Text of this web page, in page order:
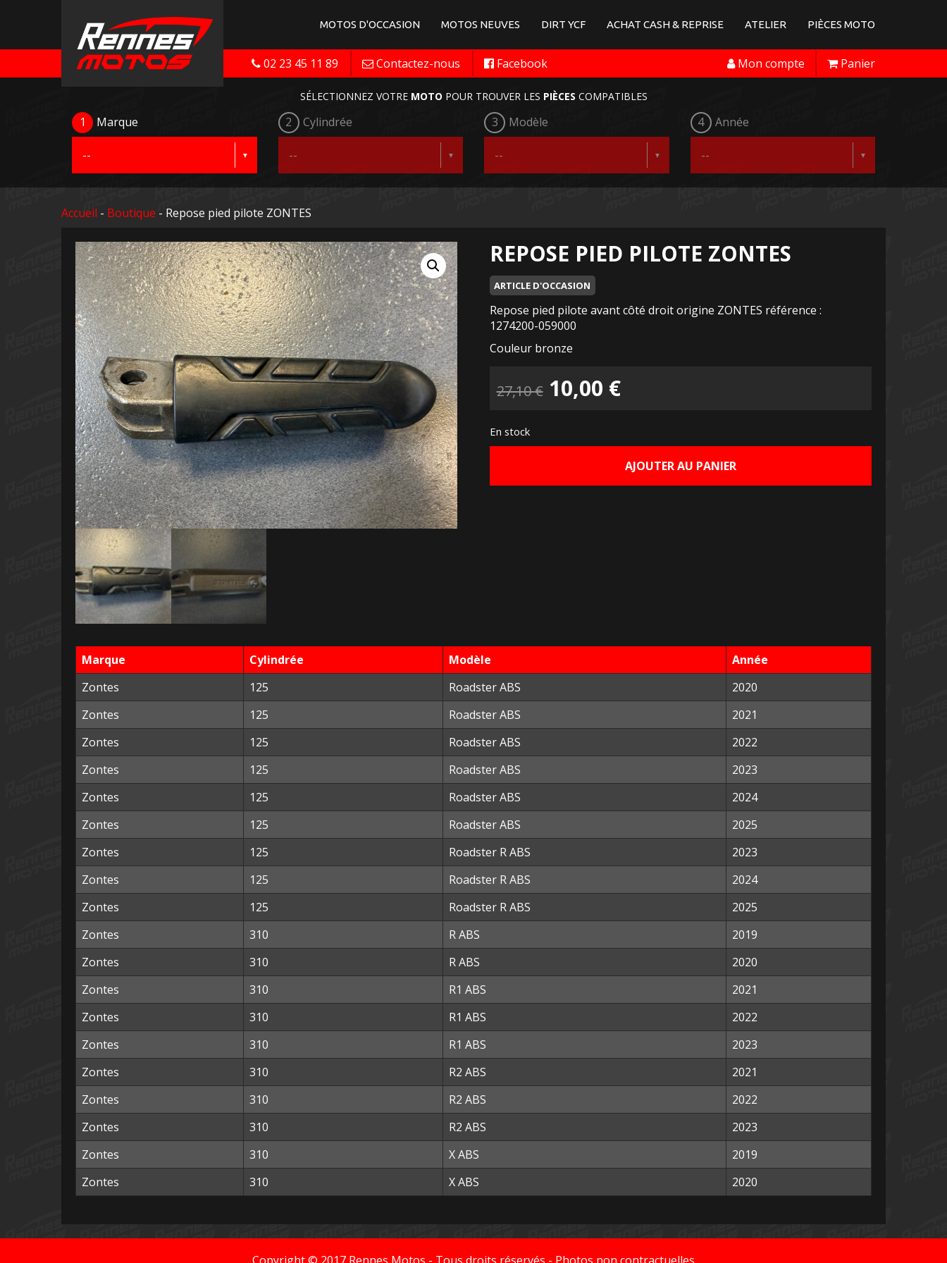
MOTOS D'OCCASION MOTOS NEUVES DIRT YCF ACHAT CASH & REPRISE ATELIER PIÈCES MOTO
02 23 45 11 89 Contactez-nous Facebook Panier
Mon compte
SÉLECTIONNEZ VOTRE MOTO POUR TROUVER LES PIÈCES COMPATIBLES
1 Marque 2 Cylindrée 3 Modèle 4 Année
Accueil - Boutique - Repose pied pilote ZONTES
REPOSE PIED PILOTE ZONTES
ARTICLE D'OCCASION
Repose pied pilote avant côté droit origine ZONTES référence :
1274200-059000
Couleur bronze
27,10€ Le
initial
10,00 €Le
actuel
est :
En stock
AJOUTER AU PANIER
Marque Cylindrée Modèle
Année
Zontes
125 Roadster ABS
2020
Zontes
125 Roadster ABS
2021
Zontes
125 Roadster ABS
2022
Zontes
125 Roadster ABS
2023
Zontes
125 Roadster ABS
2024
Zontes
125 Roadster ABS
2025
Zontes
125 Roadster R ABS
2023
Zontes
125 Roadster R ABS
2024
Zontes
125 Roadster R ABS
2025
Zontes
310 R ABS
2019
Zontes
310 R ABS
2020
Zontes
310 R1 ABS
2021
Zontes
310 R1 ABS
2022
Zontes
310 R1 ABS
2023
Zontes
310 R2 ABS
2021
Zontes
310 R2 ABS
2022
Zontes
310 R2 ABS
2023
Zontes
310 X ABS
2019
Zontes
310 X ABS 2020